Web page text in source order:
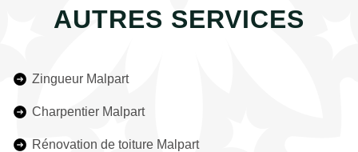
AUTRES SERVICES
Zingueur Malpart
Charpentier Malpart
Rénovation de toiture Malpart